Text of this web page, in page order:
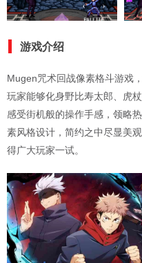
游戏介绍
Mugen咒术回战像素格斗游戏
玩家能够化身野比寿太郎、虎
感受街机般的操作手感，领略
素风格设计，简约之中尽显美
得广大玩家一试。